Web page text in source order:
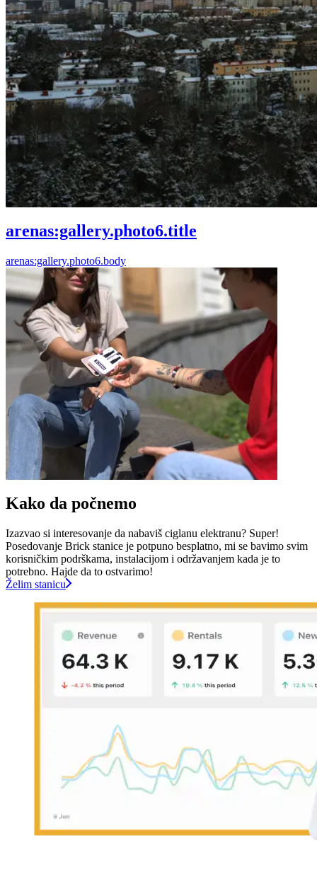
arenas:gallery.photo6.title
arenas:gallery.photo6.body
Kako da počnemo
Izazvao si interesovanje da nabaviš ciglanu elektranu? Super!
Posedovanje Brick stanice je potpuno besplatno, mi se bavimo svim
korisničkim podrškama, instalacijom i održavanjem kada je to
potrebno. Hajde da to ostvarimo!
Želim stanicu